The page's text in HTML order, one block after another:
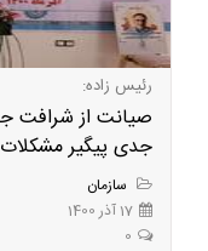
رئیس زاده:
صیانت از شرافت
جدی پیگیر
سازمان
17 آذر 1400
0